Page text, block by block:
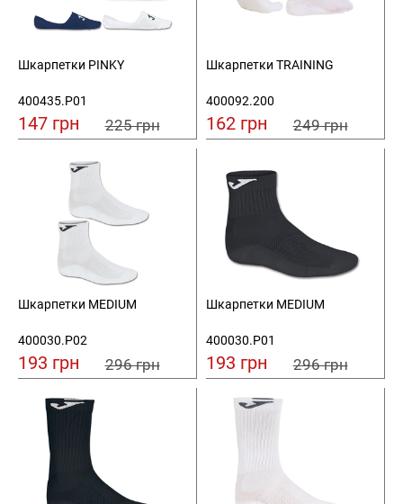
Шкарпетки PINKY
400435.P01
147 грн 225 грн
Шкарпетки TRAINING
400092.200
162 грн 249 грн
Шкарпетки MEDIUM
400030.P02
193 грн 296 грн
Шкарпетки MEDIUM
400030.P01
193 грн 296 грн